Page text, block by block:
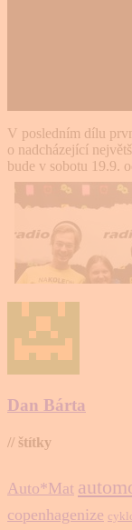
V posledním dílu
o nadcházející
bude v sobotu 19.9.
Dan Bárta
// štítky
Auto*Mat
copenhagenize